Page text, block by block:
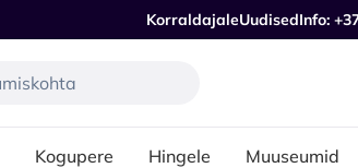
KorraldajaleUudisedInfo:
Kogupere Hingele Muuseumid